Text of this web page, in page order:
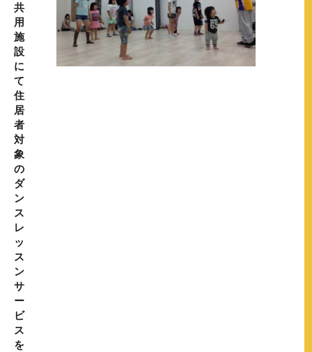
共
用
施
設
に
て
住
居
者
対
象
の
ダ
ン
ス
レ
ッ
ス
ン
サ
ー
ビ
ス
を